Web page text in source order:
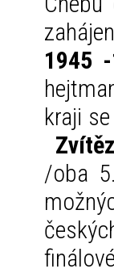
1945
kraji
/oba